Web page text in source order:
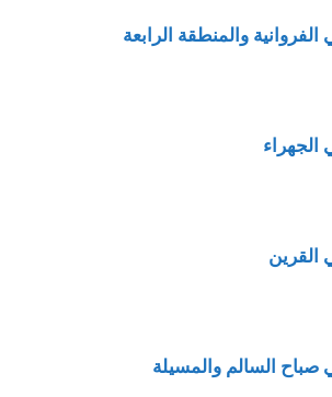
والمنطقة الرابعة
الجهراء
القرين
صباح السالم والمسيلة